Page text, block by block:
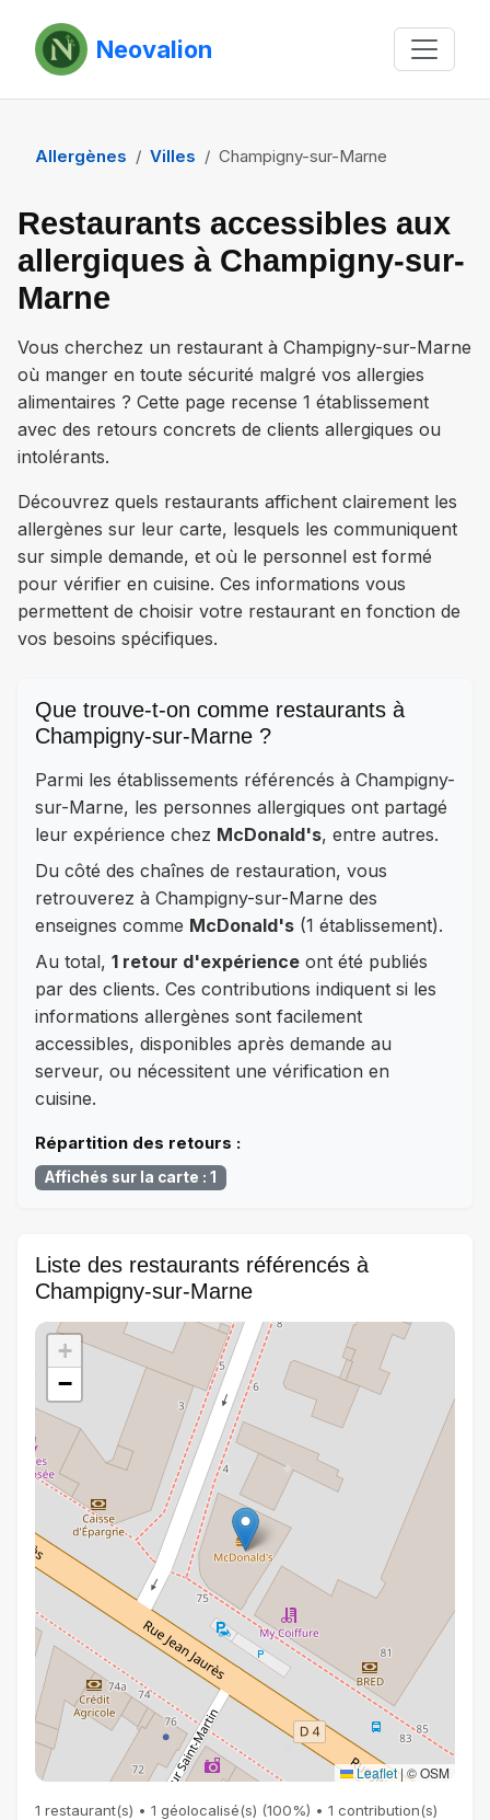
Neovalion
Allergènes Villes Champigny-sur-Marne
Restaurants accessibles aux
allergiques à Champigny-sur-
Marne
Vous cherchez un restaurant à Champigny-sur-Marne
où manger en toute sécurité malgré vos allergies
alimentaires ? Cette page recense 1 établissement
avec des retours concrets de clients allergiques ou
intolérants.
Découvrez quels restaurants affichent clairement les
allergènes sur leur carte, lesquels les communiquent
sur simple demande, et où le personnel est formé
pour vérifier en cuisine. Ces informations vous
permettent de choisir votre restaurant en fonction de
vos besoins spécifiques.
Que trouve-t-on comme restaurants à
Champigny-sur-Marne ?
Parmi les établissements référencés à Champigny-
sur-Marne, les personnes allergiques ont partagé
leur expérience chez McDonald's, entre autres.
Du côté des chaînes de restauration, vous
retrouverez à Champigny-sur-Marne des
enseignes comme McDonald's (1 établissement).
Au total, 1 retour d'expérience ont été publiés
par des clients. Ces contributions indiquent si les
informations allergènes sont facilement
accessibles, disponibles après demande au
serveur, ou nécessitent une vérification en
cuisine.
Répartition des retours :
Affichés sur la carte : 1
Liste des restaurants référencés à
Champigny-sur-Marne
+
−
Leaflet|© OSM
1 restaurant(s) • 1 géolocalisé(s) (100%) • 1 contribution(s)